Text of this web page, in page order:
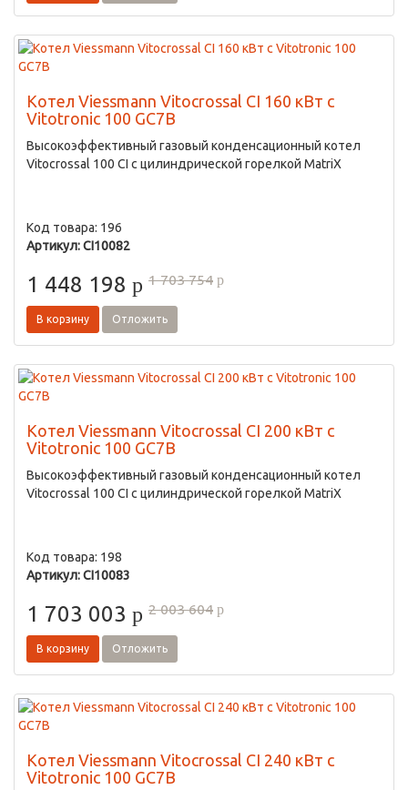
Котел Viessmann Vitocrossal CI 160 кВт с
Vitotronic 100 GC7B
Высокоэффективный газовый конденсационный котел
Vitocrossal 100 CI с цилиндрической горелкой MatriX
Код товара: 196
Артикул: CI10082
1 448 198 p 1 703 754 p
В корзину Отложить
Котел Viessmann Vitocrossal CI 200 кВт с
Vitotronic 100 GC7B
Высокоэффективный газовый конденсационный котел
Vitocrossal 100 CI с цилиндрической горелкой MatriX
Код товара: 198
Артикул: CI10083
1 703 003 p 2 003 604 p
В корзину Отложить
Котел Viessmann Vitocrossal CI 240 кВт с
Vitotronic 100 GC7B